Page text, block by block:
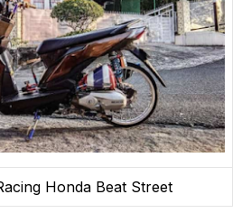
Honda Beat Street